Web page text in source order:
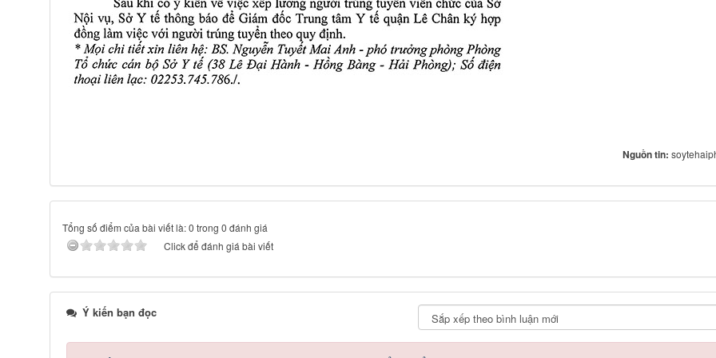
Nguồn tin:
Tổng số điểm của bài viết là: 0 trong 0 đánh giá
Click để đánh giá bài viết
Ý kiến bạn đọc